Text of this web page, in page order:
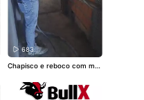
683
Chapisco e reboco com mai
a mais em: https://bullx.co
m.br ou entre em contato: